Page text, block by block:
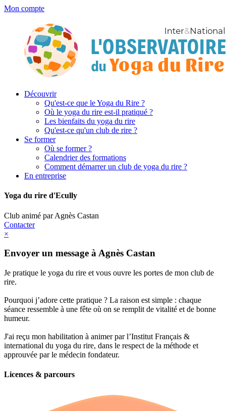
Mon compte
Découvrir
Qu'est-ce que le Yoga du Rire ?
Où le yoga du rire est-il pratiqué ?
Les bienfaits du yoga du rire
Qu'est-ce qu'un club de rire ?
Se former
Où se former ?
Calendrier des formations
Comment démarrer un club de yoga du rire ?
En entreprise
Yoga du rire d'Ecully
Club animé par Agnès Castan
Contacter
×
Envoyer un message à Agnès Castan
Je pratique le yoga du rire et vous ouvre les portes de mon club de
rire.
Pourquoi j’adore cette pratique ? La raison est simple : chaque
séance ressemble à une fête où on se remplit de vitalité et de bonne
humeur.
J'ai reçu mon habilitation à animer par l’Institut Français &
international du yoga du rire, dans le respect de la méthode et
approuvée par le médecin fondateur.
Licences & parcours